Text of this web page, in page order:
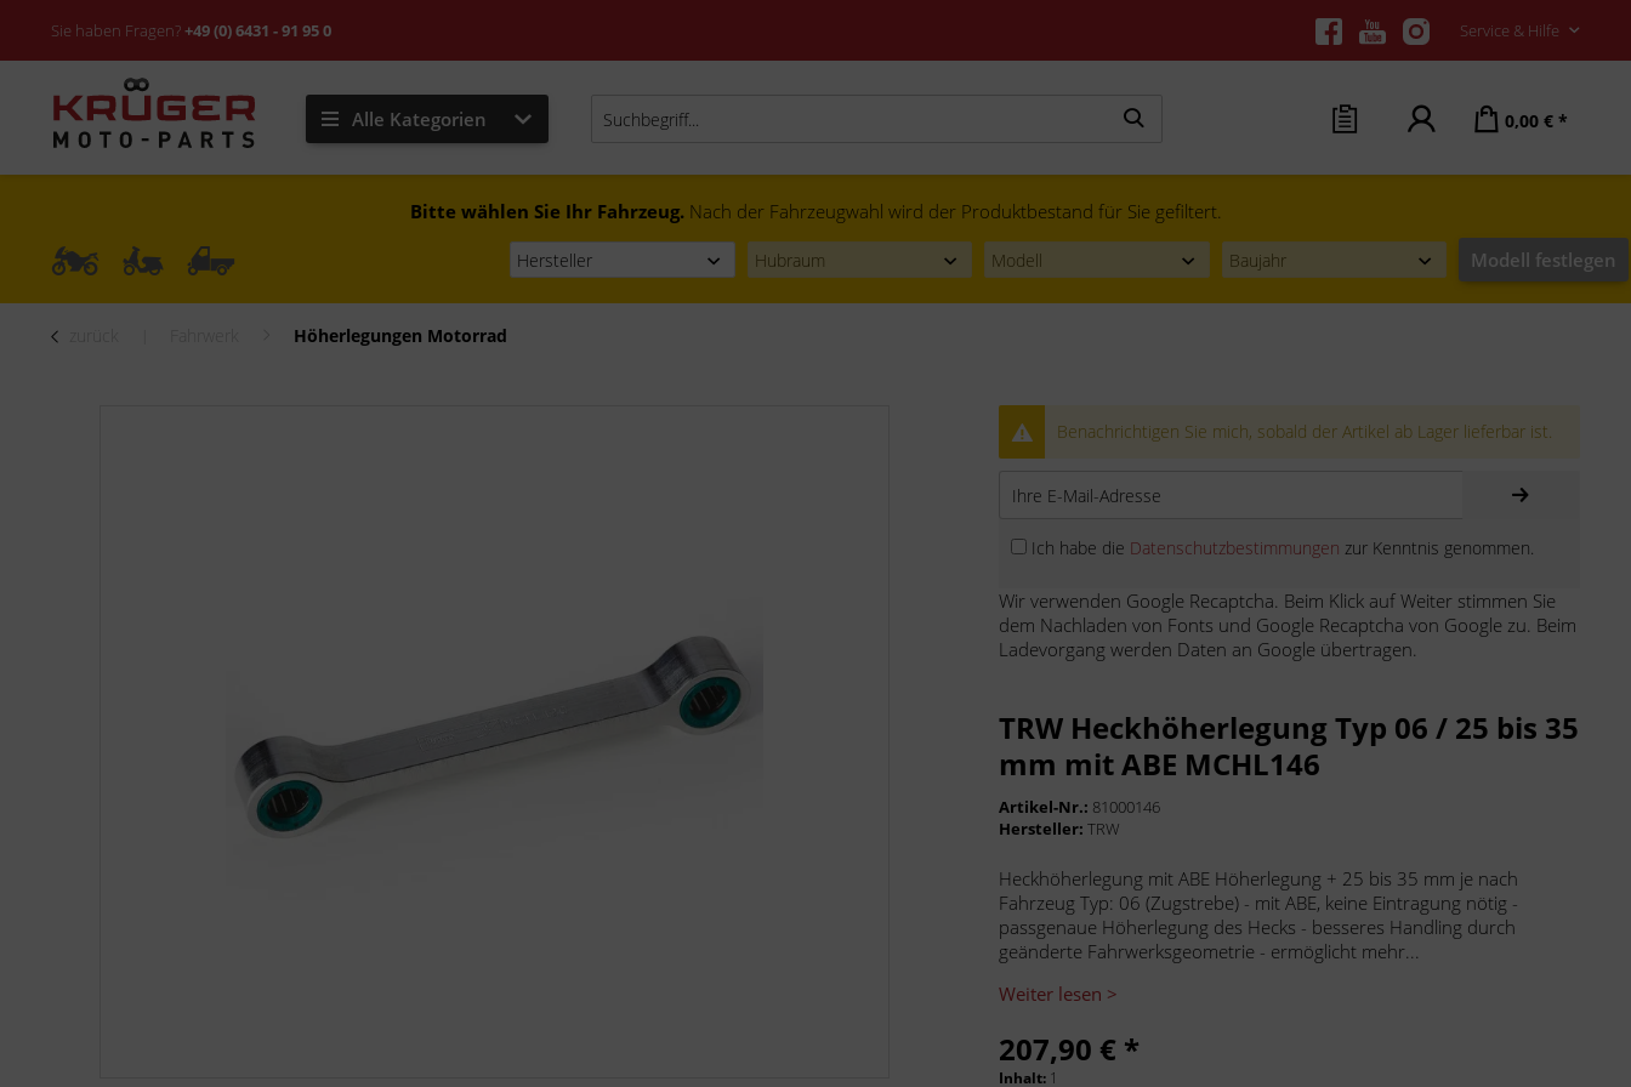
Sie haben Fragen?+49 (0) 6431 - 91 95 0 Service & Hilfe
Alle Kategorien 0,00 € *
Bitte wählen Sie Ihr Fahrzeug. Nach der Fahrzeugwahl wird der Produktbestand für Sie gefiltert.
Modell festlegen
Höherlegungen Motorrad
Benachrichtigen Sie mich, sobald der Artikel ab Lager lieferbar ist.
Ich habe die Datenschutzbestimmungen zur Kenntnis genommen.
Wir verwenden Google Recaptcha. Beim Klick auf Weiter stimmen Sie
dem Nachladen von Fonts und Google Recaptcha von Google zu. Beim
Ladevorgang werden Daten an Google übertragen.
TRW Heckhöherlegung Typ 06 / 25 bis 35
mm mit ABE MCHL146
Artikel-Nr.: 81000146
Hersteller:TRW
Heckhöherlegung mit ABE Höherlegung + 25 bis 35 mm je nach
Fahrzeug Typ: 06 (Zugstrebe) - mit ABE, keine Eintragung nötig -
passgenaue Höherlegung des Hecks - besseres Handling durch
geänderte Fahrwerksgeometrie - ermöglicht mehr...
Weiter lesen >
207,90 € *
Inhalt: 1